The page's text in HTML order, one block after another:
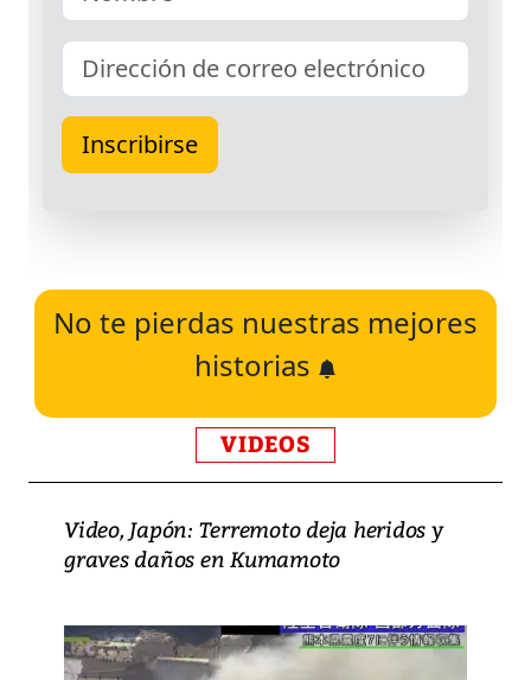
No te pierdas nuestras mejores
historias
VIDEOS
Video, Japón: Terremoto deja heridos y
graves daños en Kumamoto